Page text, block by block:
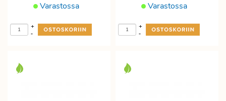
Varastossa
-
+
Varastossa
-
+